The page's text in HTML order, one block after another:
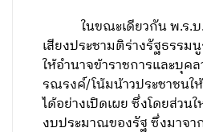
ในขณะเดียวกัน พ.ร.บ.
เสียงประชามติร่างรัฐธรร
ให้อำนาจข้าราชการและบุค
รณรงค์/โน้มน้าวประชาชนใ
ได้อย่างเปิดเผย ซึ่งโดยส่วน
งบประมาณของรัฐ ซึ่งมาจา